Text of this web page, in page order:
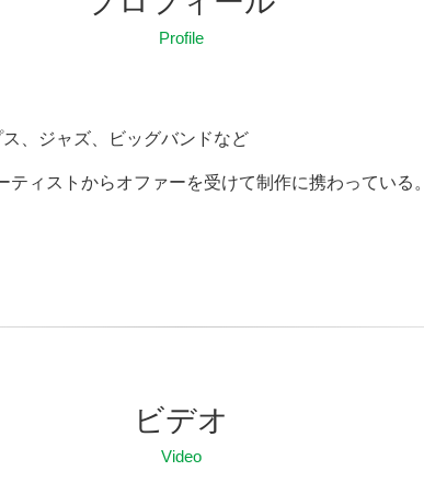
Profile
、ジャズ、ビッグバンドなど
ィストからオファーを受けて制作に携わっている。
ビデオ
Video